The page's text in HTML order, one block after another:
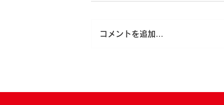
コメントを追加…